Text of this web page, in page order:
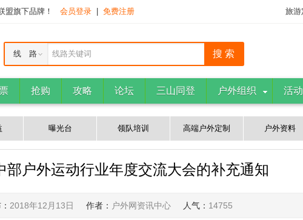
盟旗下品牌！ 会员登录 免费注册 旅游
线路关键词
线 路
抢购 攻略 论坛 三山同登 户外组织 活
曝光台 领队培训 高端户外定制 户外资料
部户外运动行业年度交流大会的补充通知
2018年12月13日 作者： 户外网资讯中心 人气： 14755